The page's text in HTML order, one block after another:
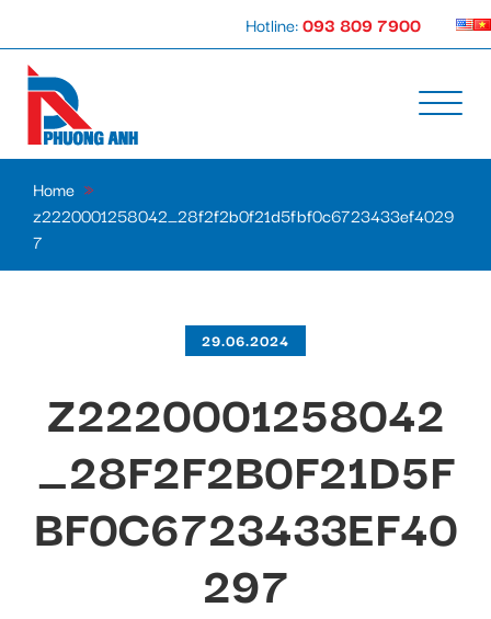
Hotline:093 809 7900
Home »
z2220001258042_28f2f2b0f21d5fbf0c6723433ef4029
7
29.06.2024
Z2220001258042
_28F2F2B0F21D5F
BF0C6723433EF40
297